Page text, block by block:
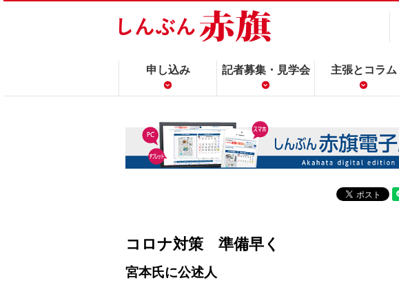
申し込み 記者募集・見学会 主張とコラム
コロナ対策 準備早く
宮本氏に公述人